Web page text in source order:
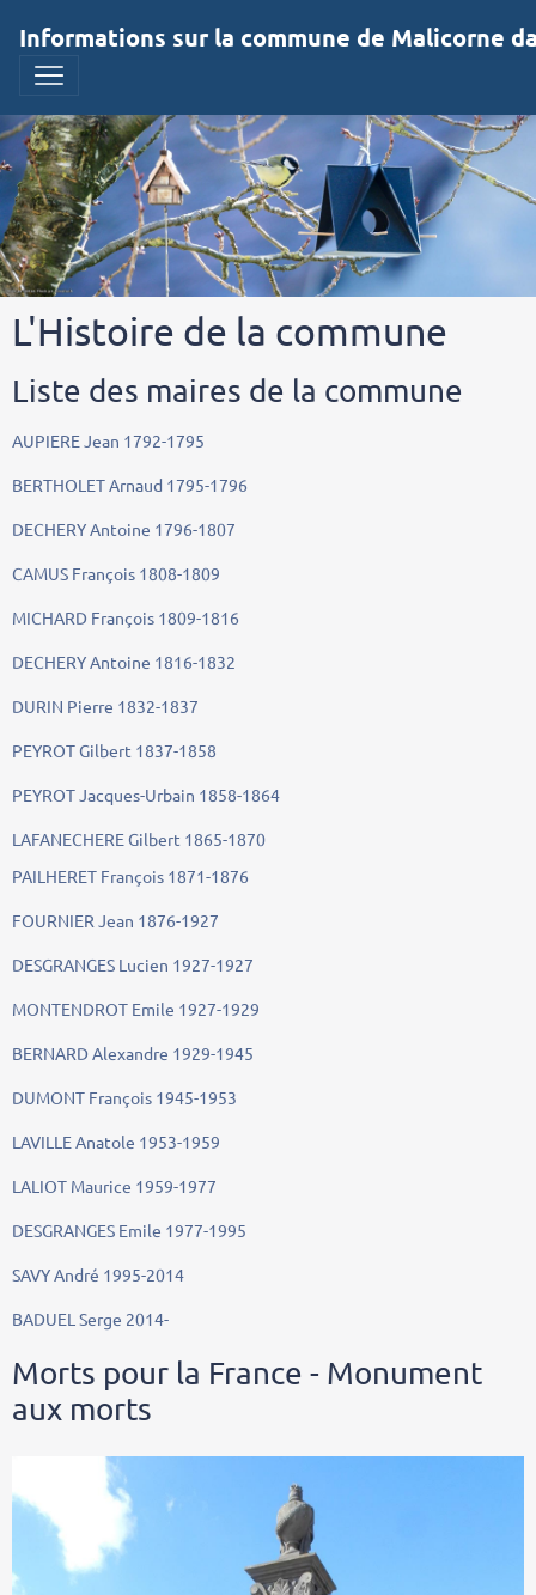
Informations sur la commune de Malicorne
L'Histoire de la commune
Liste des maires de la commune
AUPIERE Jean 1792-1795
BERTHOLET Arnaud 1795-1796
DECHERY Antoine 1796-1807
CAMUS François 1808-1809
MICHARD François 1809-1816
DECHERY Antoine 1816-1832
DURIN Pierre 1832-1837
PEYROT Gilbert 1837-1858
PEYROT Jacques-Urbain 1858-1864
LAFANECHERE Gilbert 1865-1870
PAILHERET François 1871-1876
FOURNIER Jean 1876-1927
DESGRANGES Lucien 1927-1927
MONTENDROT Emile 1927-1929
BERNARD Alexandre 1929-1945
DUMONT François 1945-1953
LAVILLE Anatole 1953-1959
LALIOT Maurice 1959-1977
DESGRANGES Emile 1977-1995
SAVY André 1995-2014
BADUEL Serge 2014-
Morts pour la France - Monument
aux morts